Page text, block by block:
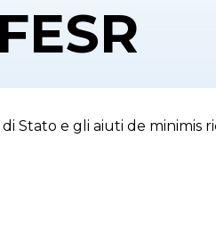
e gli aiuti de minimis